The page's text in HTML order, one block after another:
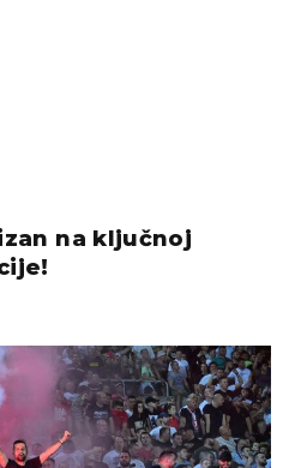
na ključnoj